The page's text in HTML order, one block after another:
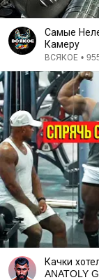
Самые
Камеру
ВСЯКОЕ •
Качки
ANATOLY